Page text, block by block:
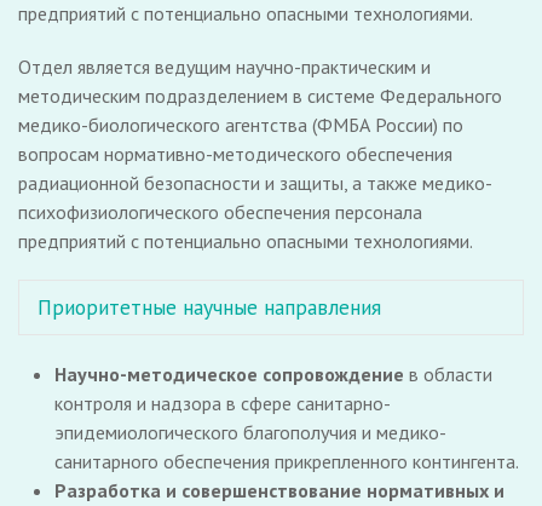
предприятий с потенциально опасными технологиями.
Отдел является ведущим научно-практическим и
методическим подразделением в системе Федерального
медико-биологического агентства (ФМБА России) по
вопросам нормативно-методического обеспечения
радиационной безопасности и защиты, а также медико-
психофизиологического обеспечения персонала
предприятий с потенциально опасными технологиями.
Приоритетные научные направления
Научно-методическое сопровождение в области
контроля и надзора в сфере санитарно-
эпидемиологического благополучия и медико-
санитарного обеспечения прикрепленного контингента.
Разработка и совершенствование нормативных и